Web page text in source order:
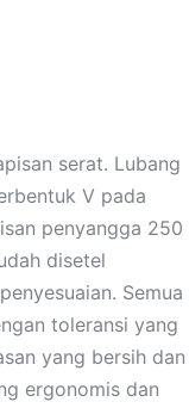
serat. Lubang
V pada
penyangga 250
disetel
Semua
toleransi yang
yang bersih dan
ergonomis dan